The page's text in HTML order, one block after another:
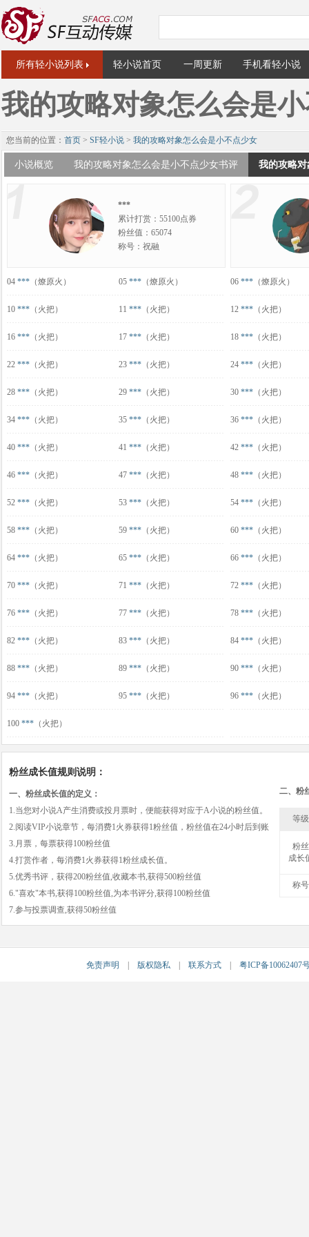
所有轻小说列表 轻小说首页 一周更新 手机看轻小说
我的攻略对象怎么会是
您当前的位置： 首页 > SF轻小说 > 我的攻略对象怎么会是小不点少女
小说概览 我的攻略对象怎么会是小不点少女书评 我的攻略
***
累计打赏：55100点券
粉丝值：65074
称号：祝融
04 *** （燎原火） 05 *** （燎原火） 06 *** （燎原火）
10 *** （火把） 11 *** （火把） 12 *** （火把）
16 *** （火把） 17 *** （火把） 18 *** （火把）
22 *** （火把） 23 *** （火把） 24 *** （火把）
28 *** （火把） 29 *** （火把） 30 *** （火把）
34 *** （火把） 35 *** （火把） 36 *** （火把）
40 *** （火把） 41 *** （火把） 42 *** （火把）
46 *** （火把） 47 *** （火把） 48 *** （火把）
52 *** （火把） 53 *** （火把） 54 *** （火把）
58 *** （火把） 59 *** （火把） 60 *** （火把）
64 *** （火把） 65 *** （火把） 66 *** （火把）
70 *** （火把） 71 *** （火把） 72 *** （火把）
76 *** （火把） 77 *** （火把） 78 *** （火把）
82 *** （火把） 83 *** （火把） 84 *** （火把）
88 *** （火把） 89 *** （火把） 90 *** （火把）
94 *** （火把） 95 *** （火把） 96 *** （火把）
100 *** （火把）
粉丝成长值规则说明：
一、粉丝成长值的定义：
1.当您对小说A产生消费或投月票时，便能获得对应于A小说的粉丝值。
2.阅读VIP小说章节，每消费1火券获得1粉丝值，粉丝值在24小时后到账
3.月票，每票获得100粉丝值
4.打赏作者，每消费1火券获得1粉丝成长值。
5.优秀书评，获得200粉丝值,收藏本书,获得500粉丝值
6."喜欢"本书,获得100粉丝值,为本书评分,获得100粉丝值
7.参与投票调查,获得50粉丝值
二、粉
等级
粉丝
成长
称号
免责声明 版权隐私 联系方式 粤ICP备10062407